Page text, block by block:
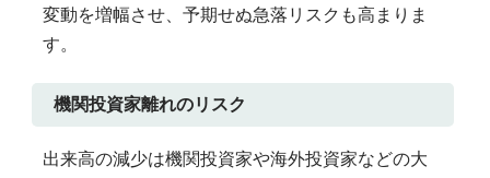
変動を増幅させ、予期せぬ急落リスクも高まりま
す。
機関投資家離れのリスク
出来高の減少は機関投資家や海外投資家などの大